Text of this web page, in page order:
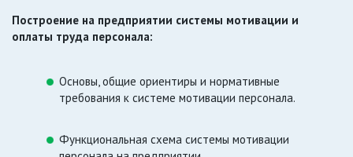
Построение на предприятии системы мотивации и
оплаты труда персонала:
Основы, общие ориентиры и нормативные
требования к системе мотивации персонала.
Функциональная схема системы мотивации